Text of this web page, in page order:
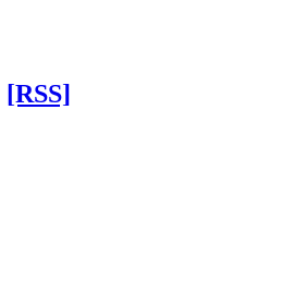
[RSS]